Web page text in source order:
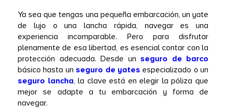
Ya sea que tengas una pequeña embarcación, un yate
de lujo o una lancha rápida, navegar es una
experiencia incomparable. Pero para disfrutar
plenamente de esa libertad, es esencial contar con la
protección adecuada. Desde un seguro de barco
básico hasta un seguro de yates
seguro lancha, la clave está en elegir la póliza que
mejor se adapte a tu embarcación y forma de
navegar.